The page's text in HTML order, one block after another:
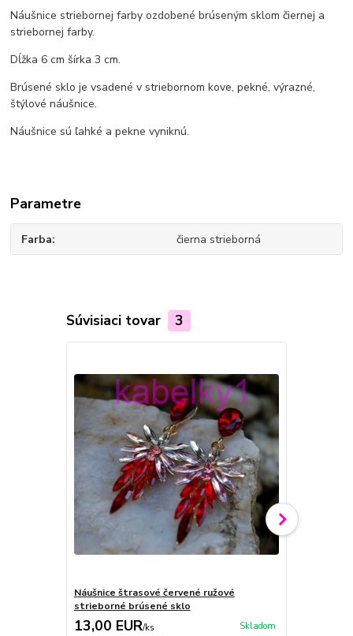
Náušnice striebornej farby ozdobené brúseným sklom čiernej a
striebornej farby.
Dĺžka 6 cm šírka 3 cm.
Brúsené sklo je vsadené v striebornom kove, pekné, výrazné,
štýlové náušnice.
Náušnice sú ľahké a pekne vyniknú.
Parametre
Farba čierna strieborná
Súvisiaci tovar 3
Náušnice štrasové červené ružové
strieborné brúsené sklo
13,00 EUR/ks Skladom